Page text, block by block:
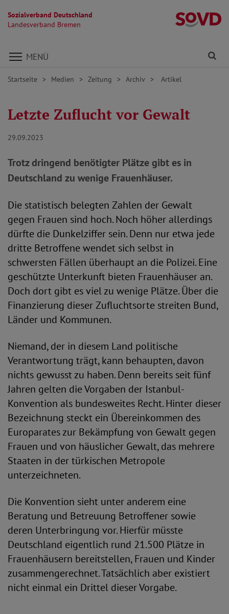
Sozialverband Deutschland
Landesverband Bremen
Direkt zu den Inhalten springen
MENÜ
Startseite Medien Zeitung Archiv Artikel
Letzte Zuflucht vor Gewalt
29.09.2023
Trotz dringend benötigter Plätze gibt es in
Deutschland zu wenige Frauenhäuser.
Die statistisch belegten Zahlen der Gewalt
gegen Frauen sind hoch. Noch höher allerdings
dürfte die Dunkelziffer sein. Denn nur etwa jede
dritte Betroffene wendet sich selbst in
schwersten Fällen überhaupt an die Polizei. Eine
geschützte Unterkunft bieten Frauenhäuser an.
Doch dort gibt es viel zu wenige Plätze. Über die
Finanzierung dieser Zufluchtsorte streiten Bund,
Länder und Kommunen.
Niemand, der in diesem Land politische
Verantwortung trägt, kann behaupten, davon
nichts gewusst zu haben. Denn bereits seit fünf
Jahren gelten die Vorgaben der Istanbul-
Konvention als bundesweites Recht. Hinter dieser
Bezeichnung steckt ein Übereinkommen des
Europarates zur Bekämpfung von Gewalt gegen
Frauen und von häuslicher Gewalt, das mehrere
Staaten in der türkischen Metropole
unterzeichneten.
Die Konvention sieht unter anderem eine
Beratung und Betreuung Betroffener sowie
deren Unterbringung vor. Hierfür müsste
Deutschland eigentlich rund 21.500 Plätze in
Frauenhäusern bereitstellen, Frauen und Kinder
zusammengerechnet. Tatsächlich aber existiert
nicht einmal ein Drittel dieser Vorgabe.